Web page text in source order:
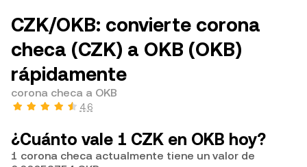
CZK/OKB: convierte corona
checa (CZK) a OKB (OKB)
rápidamente
corona checa a OKB
4.6
¿Cuánto vale 1 CZK en OKB hoy?
1 corona checa actualmente tiene un valor de